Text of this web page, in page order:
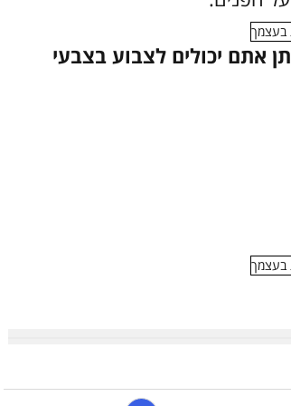
אתם יכולים לצבוע בצבעי